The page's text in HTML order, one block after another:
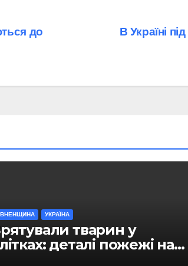
В Україні
до
УКРАЇНА
тварин у
деталі пожежі на